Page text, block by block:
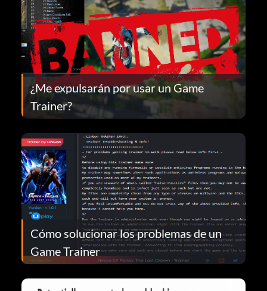
¿Me expulsarán por usar un Game
Trainer?
Cómo solucionar los problemas de un
Game Trainer